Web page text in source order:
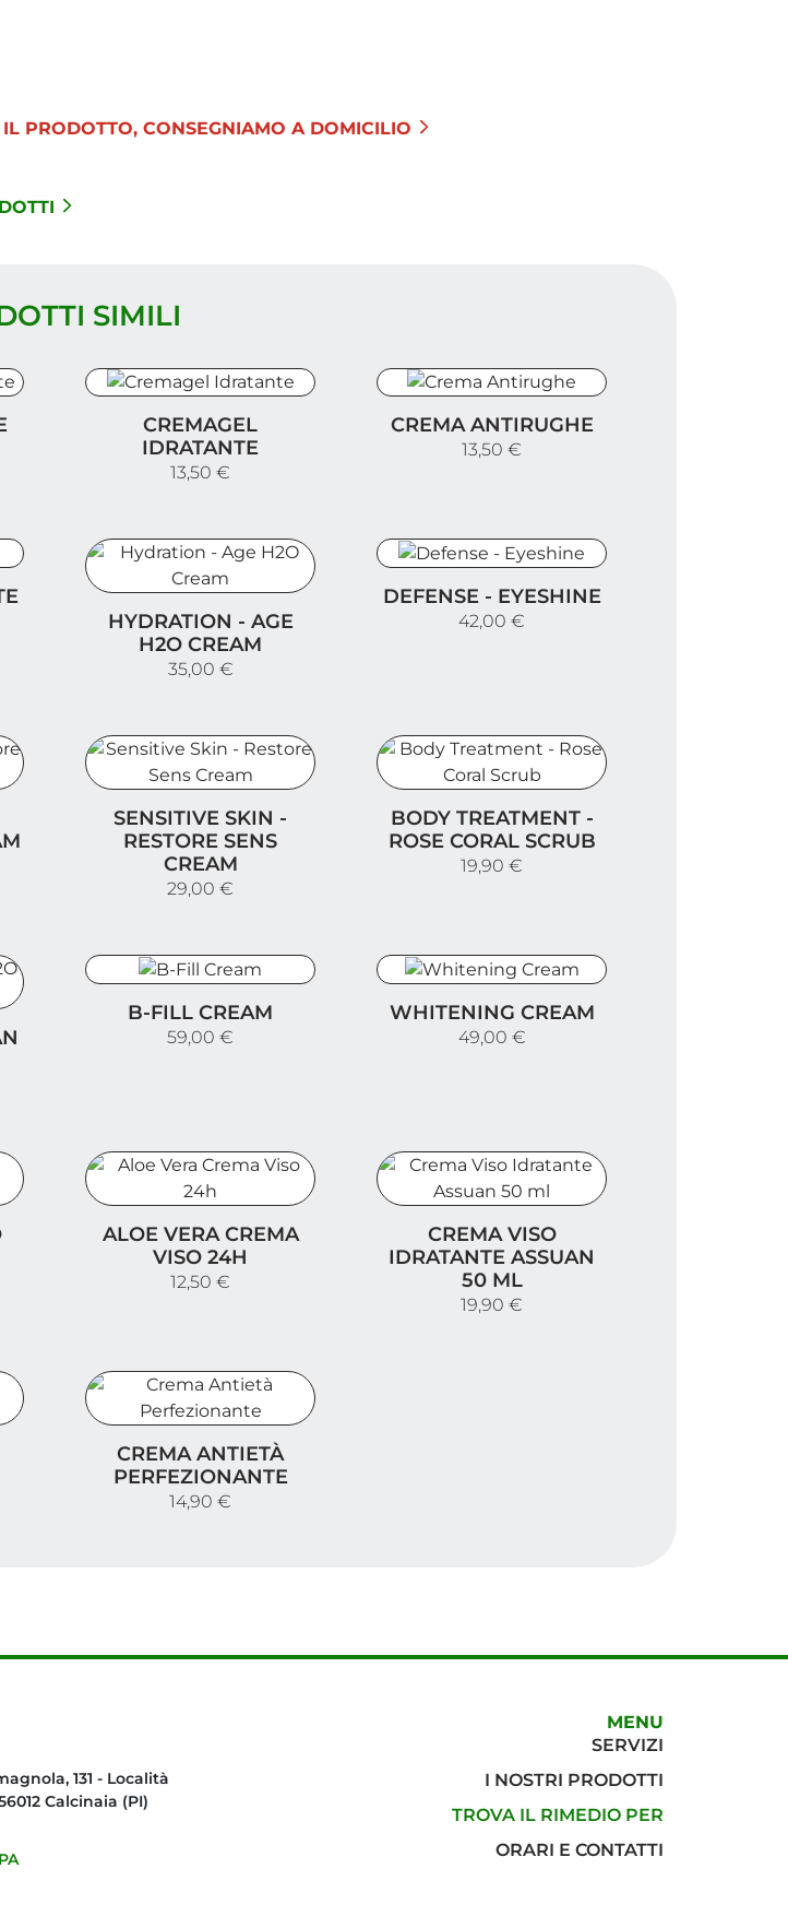
PRODOTTO, CONSEGNIAMO A DOMICILIO
SIMILI
CREMAGEL
IDRATANTE
13,50 €
CREMA ANTIRUGHE
13,50 €
HYDRATION - AGE
H2O CREAM
35,00 €
DEFENSE - EYESHINE
42,00 €
SENSITIVE SKIN -
RESTORE SENS
CREAM
29,00 €
BODY TREATMENT -
ROSE CORAL SCRUB
19,90 €
B-FILL CREAM
59,00 €
WHITENING CREAM
49,00 €
ALOE VERA CREMA
VISO 24H
12,50 €
CREMA VISO
IDRATANTE ASSUAN
50 ML
19,90 €
CREMA ANTIETÀ
PERFEZIONANTE
14,90 €
131 - Località
Calcinaia (PI)
MENU
SERVIZI
I NOSTRI PRODOTTI
TROVA IL RIMEDIO PER
ORARI E CONTATTI